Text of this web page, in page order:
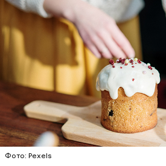
Фото: Pexels
Первый необычный рецепт
отличается от классической
содержит нестандартную
ПРАЗДНИКИ РЕЦЕПТЫ